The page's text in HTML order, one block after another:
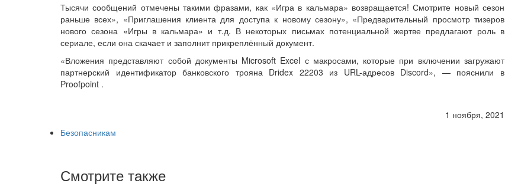
Тысячи сообщений отмечены такими фразами, как «Игра в кальмара» возвращается! Смотрите новый сезон
раньше всех», «Приглашения клиента для доступа к новому сезону», «Предварительный просмотр тизеров
нового сезона «Игры в кальмара» и т.д. В некоторых письмах потенциальной жертве предлагают роль в
сериале, если она скачает и заполнит прикреплённый документ.
«Вложения представляют собой документы Microsoft Excel с макросами, которые при включении загружают
партнерский идентификатор банковского трояна Dridex 22203 из URL-адресов Discord», — пояснили в
Proofpoint .
1 ноября, 2021
Безопасникам
Смотрите также